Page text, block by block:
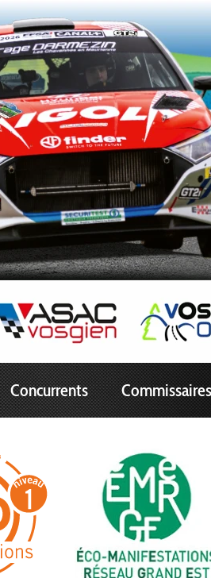
Concurrents Commissaires